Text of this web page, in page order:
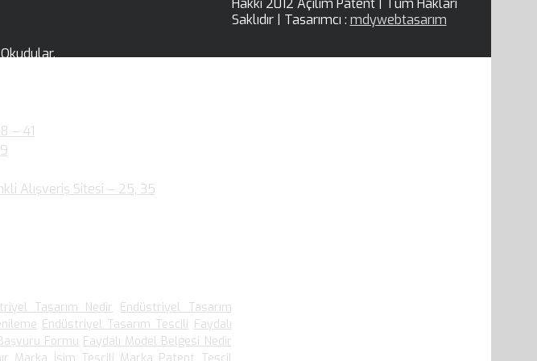
– 41
Alışveriş Sitesi – 25, 35
Tasarım Nedir Endüstriyel Tasarım
Endüstriyel Tasarım Tescili Faydalı
Formu Faydalı Model Belgesi Nedir
Hakkı 2012 Açılım Patent | Tüm Hakları
Saklıdır | Tasarımcı : mdywebtasarım